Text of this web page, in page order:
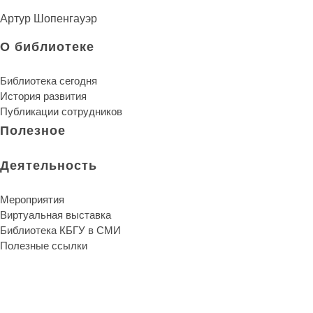
Артур Шопенгауэр
О библиотеке
Библиотека сегодня
История развития
Публикации сотрудников
Полезное
Деятельность
Мероприятия
Виртуальная выставка
Библиотека КБГУ в СМИ
Полезные ссылки